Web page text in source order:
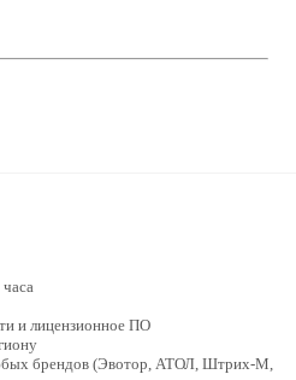
и лицензионное ПО
брендов (Эвотор, АТОЛ, Штрих-М,